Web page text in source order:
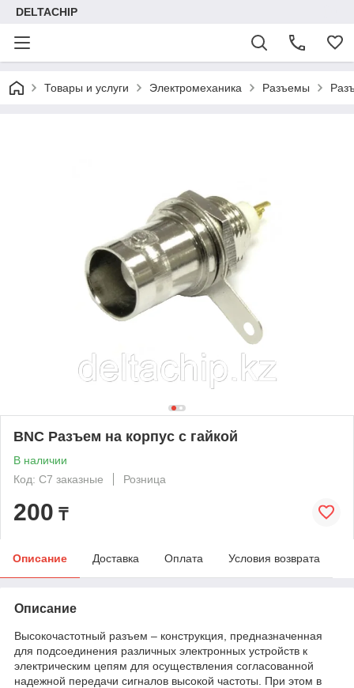
DELTACHIP
Товары и услуги Электромеханика Разъемы
BNC Разъем на корпус с гайкой
В наличии
Код: C7 заказные
Розница
200 ₸
Описание Доставка Оплата Условия возврата
Описание
Высокочастотный разъем – конструкция, предназначенная
для подсоединения различных электронных устройств к
электрическим цепям для осуществления согласованной
надежной передачи сигналов высокой частоты. При этом в